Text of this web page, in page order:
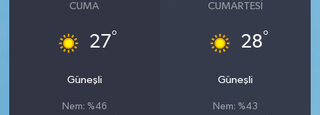
CUMA
27°
Güneşli
Nem: %46
CUMARTESI
28°
Güneşli
Nem: %43